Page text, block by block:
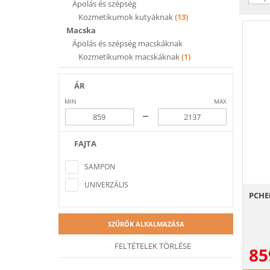
Ápolás és szépség
Kozmetikumok kutyáknak(13)
Macska
Ápolás és szépség macskáknak
Kozmetikumok macskáknak(1)
ÁR
MIN MAX
–
FAJTA
SAMPON
UNIVERZÁLIS
SZŰRŐK ALKALMAZÁSA
FELTÉTELEK TÖRLÉSE